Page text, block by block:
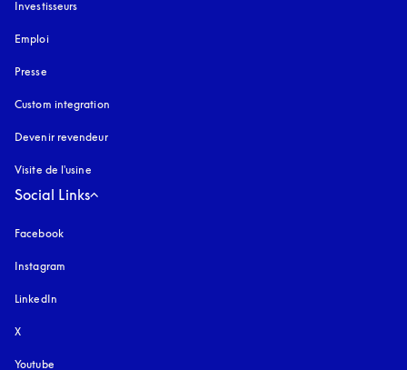
Investisseurs
Emploi
Presse
Custom integration
Devenir revendeur
Visite de l'usine
Social Links
Facebook
Instagram
LinkedIn
X
Youtube